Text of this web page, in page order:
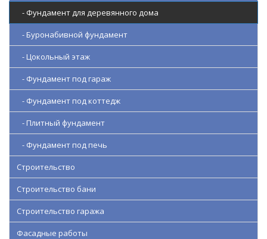
- Фундамент для деревянного дома
- Буронабивной фундамент
- Цокольный этаж
- Фундамент под гараж
- Фундамент под коттедж
- Плитный фундамент
- Фундамент под печь
Строительство
Строительство бани
Строительство гаража
Фасадные работы